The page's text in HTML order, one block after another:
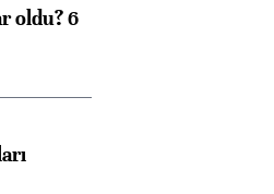
oldu? 6